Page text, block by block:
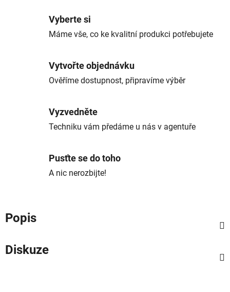
Vyberte si
Máme vše, co ke kvalitní produkci potřebujete
Vytvořte objednávku
Ověříme dostupnost, připravíme výběr
Vyzvedněte
Techniku vám předáme u nás v agentuře
Pusťte se do toho
A nic nerozbijte!
Popis
Diskuze